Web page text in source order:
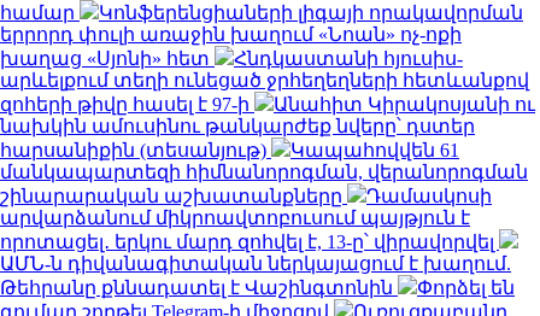
համար
Կոնֆերենցիաների լիգայի որակավորման
երրորդ փուլի առաջին խաղում «Նոան» ոչ-ոքի
խաղաց «Սյոնի» հետ
Հնդկաստանի հյուսիս-
արևելքում տեղի ունեցած ջրհեղեղների հետևանքով
զոհերի թիվը հասել է 97-ի
Անահիտ Կիրակոսյանի ու
նախկին ամուսինու թանկարժեք նվերը՝ դստեր
հարսանիքին (տեսանյութ)
Կապահովվեն 61
մանկապարտեզի հիմնանորոգման, վերանորոգման
շինարարական աշխատանքները
Դամասկոսի
արվարձանում միկրոավտոբուսում պայթյուն է
որոտացել․ երկու մարդ զոհվել է, 13-ը՝ վիրավորվել
ԱՄՆ-ն դիվանագիտական ներկայացում է խաղում.
Թեհրանը քննադատել է Վաշինգտոնին
Փորձել են
գումար շորթել Telegram-ի միջոցով
Ուռուցքաբանը